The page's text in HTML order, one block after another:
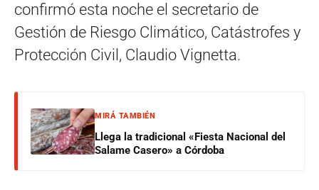
confirmó esta noche el secretario de
Gestión de Riesgo Climático, Catástrofes y
Protección Civil, Claudio Vignetta.
MIRÁ TAMBIÉN
Llega la tradicional «Fiesta Nacional del
Salame Casero» a Córdoba